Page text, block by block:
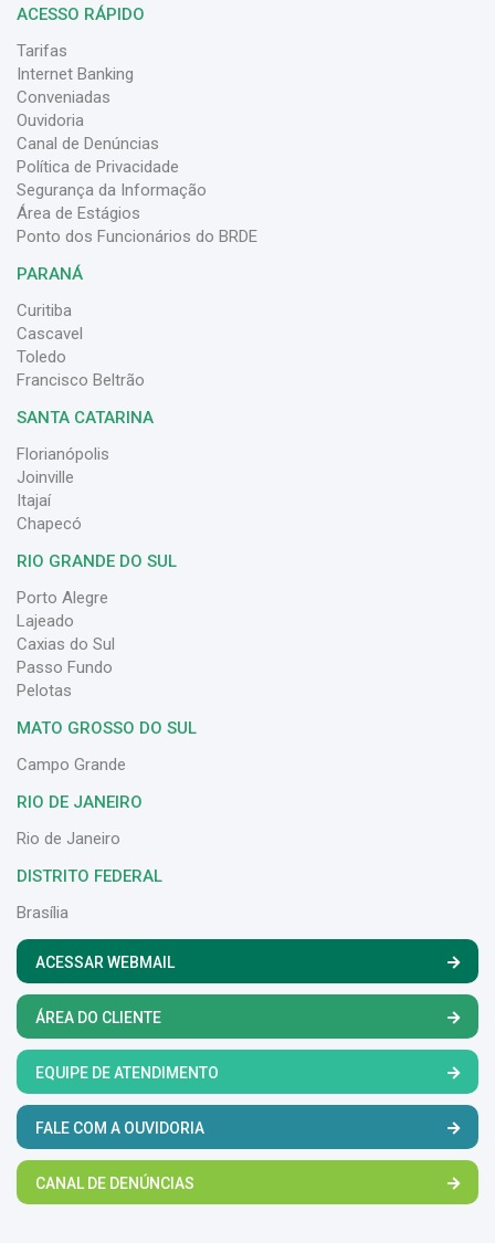
ACESSO RÁPIDO
Tarifas
Internet Banking
Conveniadas
Ouvidoria
Canal de Denúncias
Política de Privacidade
Segurança da Informação
Área de Estágios
Ponto dos Funcionários do BRDE
PARANÁ
Curitiba
Cascavel
Toledo
Francisco Beltrão
SANTA CATARINA
Florianópolis
Joinville
Itajaí
Chapecó
RIO GRANDE DO SUL
Porto Alegre
Lajeado
Caxias do Sul
Passo Fundo
Pelotas
MATO GROSSO DO SUL
Campo Grande
RIO DE JANEIRO
Rio de Janeiro
DISTRITO FEDERAL
Brasília
ACESSAR WEBMAIL
ÁREA DO CLIENTE
EQUIPE DE ATENDIMENTO
FALE COM A OUVIDORIA
CANAL DE DENÚNCIAS